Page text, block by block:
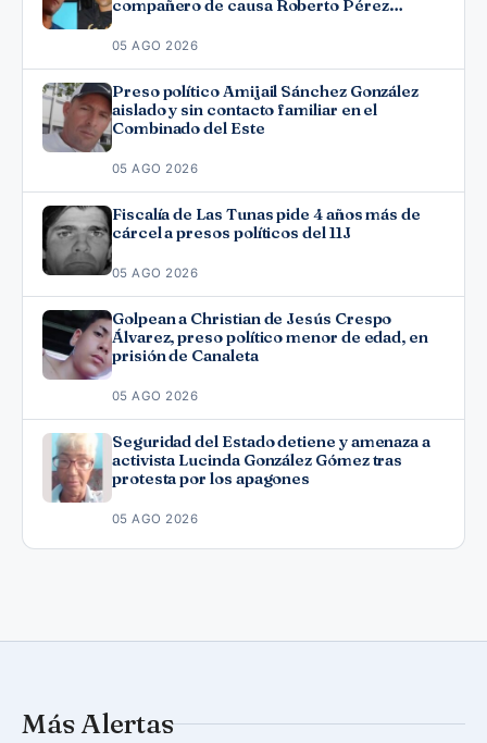
compañero de causa Roberto Pérez
05 AGO 2026
Preso político Amijail Sánchez González
aislado y sin contacto familiar en el
Combinado del Este
05 AGO 2026
Fiscalía de Las Tunas pide 4 años más de
cárcel a presos políticos del 11J
05 AGO 2026
Golpean a Christian de Jesús Crespo
Álvarez, preso político menor de edad, en
prisión de Canaleta
05 AGO 2026
Seguridad del Estado detiene y amenaza a
activista Lucinda González Gómez tras
protesta por los apagones
05 AGO 2026
Más Alertas